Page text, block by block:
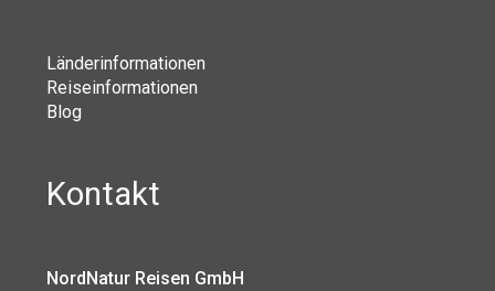
Länderinformationen
Reiseinformationen
Blog
Kontakt
NordNatur Reisen GmbH